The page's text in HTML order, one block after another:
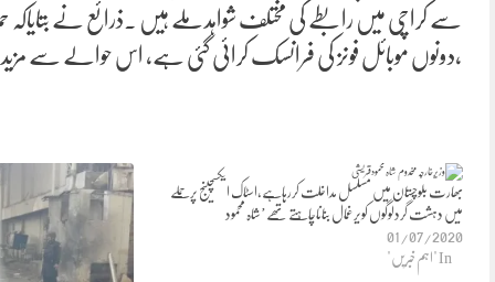
سے کراچی میں رابطے کی مختلف شواہد ملے ہیں ۔ذرائع نے
،دونوں موبائل فونز کی فرانسک کرائی گئی ہے، اس حوالے سے
بھارت بلوچستان میں مسلسل مداخلت کررہاہے،اسٹاک ایکسچینج پرحملے
میں دہشت گردلوگوں کویرغمال بناناچاہتے تھے’شاہ محمود
01/07/2020
In "اہم خبریں"